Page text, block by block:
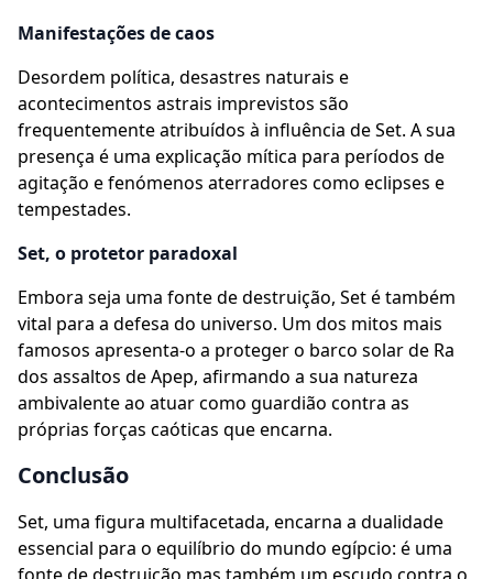
Manifestações de caos
Desordem política, desastres naturais e
acontecimentos astrais imprevistos são
frequentemente atribuídos à influência de Set. A sua
presença é uma explicação mítica para períodos de
agitação e fenómenos aterradores como eclipses e
tempestades.
Set, o protetor paradoxal
Embora seja uma fonte de destruição, Set é também
vital para a defesa do universo. Um dos mitos mais
famosos apresenta-o a proteger o barco solar de Ra
dos assaltos de Apep, afirmando a sua natureza
ambivalente ao atuar como guardião contra as
próprias forças caóticas que encarna.
Conclusão
Set, uma figura multifacetada, encarna a dualidade
essencial para o equilíbrio do mundo egípcio: é uma